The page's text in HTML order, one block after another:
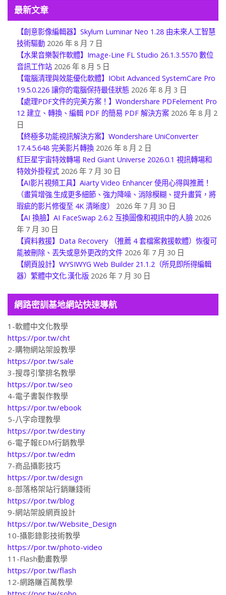
最新文章
【創意影像編輯器】Skylum Luminar Neo 1.28 由未來人工智慧
技術驅動 2026 年 8 月 7 日
【水果音樂製作軟體】Image-Line FL Studio 26.1.3.5570 數位
音訊工作站 2026 年 8 月 5 日
【電腦清理與效能優化軟體】IObit Advanced SystemCare Pro
19.5.0.226 讓你的電腦保持最佳狀態 2026 年 8 月 3 日
【處理PDF文件的完美方案！】Wondershare PDFelement Pro
12 建立、轉換、編輯 PDF 的簡易 PDF 解決方案 2026 年 8 月 2
日
【終極多功能視訊解決方案】Wondershare UniConverter
17.4.5.648 完美影片轉換 2026 年 8 月 2 日
紅巨星宇宙特效轉場 Red Giant Universe 2026.0.1 視訊轉場和
特效外掛程式 2026 年 7 月 30 日
【AI影片視頻工具】Aiarty Video Enhancer 使用心得與推薦！
（畫質增強.生成更多細節、強力降噪、消除模糊、提升畫質，將
瑕疵的影片修復至 4K 清晰度）
2026 年 7 月 30 日
【AI 換臉】AI FaceSwap 2.6.2 互換圖像和視訊中的人臉 2026
年 7 月 30 日
【資料救援】Data Recovery （推薦 4 套檔案救援軟體）恢復可
能被刪除、丟失或意外更改的文件 2026 年 7 月 30 日
【網頁設計】WYSIWYG Web Builder 21.1.2（所見即所得編輯
器）繁體中文化.漢化版 2026 年 7 月 30 日
網路密訓基地網站快速導航
1-軟體中文化教學
https://por.tw/cht
2-購物網站架設教學
https://por.tw/sale
3-搜尋引擎排名教學
https://por.tw/seo
4-電子書製作教學
https://por.tw/ebook
5-八字命理教學
https://por.tw/destiny
6-電子報EDM行銷教學
https://por.tw/edm
7-商品攝影技巧
https://por.tw/design
8-部落格架站行銷賺錢術
https://por.tw/blog
9-網站架設網頁設計
https://por.tw/Website_Design
10-攝影錄影技術教學
https://por.tw/photo-video
11-Flash動畫教學
https://por.tw/flash
12-網路賺百萬教學